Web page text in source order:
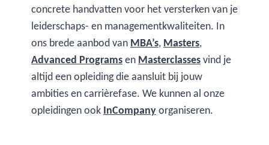
concrete handvatten voor het versterken van je
leiderschaps- en managementkwaliteiten. In
ons brede aanbod van MBA’s, Masters,
Advanced Programsen Masterclassesvind je
altijd een opleiding die aansluit bij jouw
ambities en carrièrefase. We kunnen al onze
opleidingen ook InCompanyorganiseren.